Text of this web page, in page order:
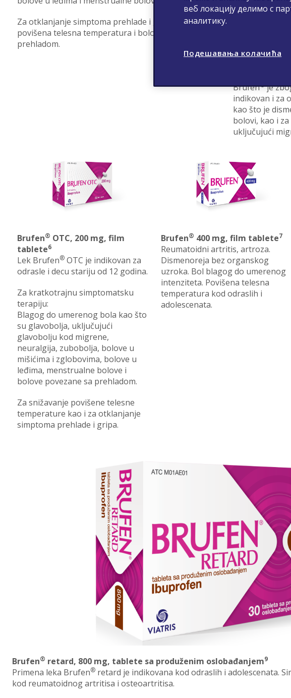
Za otklanjanje simptoma prehlade i gripa kao što su
povišena telesna temperatura i bolovi povezani sa
prehladom.
U terapiji
tenosinovitis
može koristiti i
Brufen®je
indikovan i za
kao što je
bolovi, kao i
uključujući
Brufen® OTC, 200 mg, film
tablete6
Lek Brufen® OTC je indikovan za
odrasle i decu stariju od 12 godina.
Za kratkotrajnu simptomatsku
terapiju:
Blagog do umerenog bola kao što
su glavobolja, uključujući
glavobolju kod migrene,
neuralgija, zubobolja, bolove u
mišićima i zglobovima, bolove u
leđima, menstrualne bolove i
bolove povezane sa prehladom.
Za snižavanje povišene telesne
temperature kao i za otklanjanje
simptoma prehlade i gripa.
Brufen® 400 mg, film tablete7
Reumatoidni artritis, artroza.
Dismenoreja bez organskog
uzroka. Bol blagog do umerenog
intenziteta. Povišena telesna
temperatura kod odraslih i
adolescenata.
Brufen® retard, 800 mg, tablete sa produženim oslobađanjem9
Primena leka Brufen® retard je indikovana kod odraslih i adolescenata.
kod reumatoidnog artritisa i osteoartritisa.
веб локацију делимо с
аналитику.
Подешавања колачића